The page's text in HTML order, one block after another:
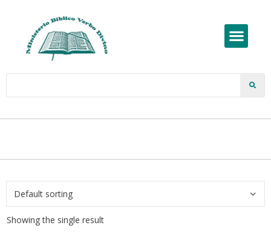
Showing the single result